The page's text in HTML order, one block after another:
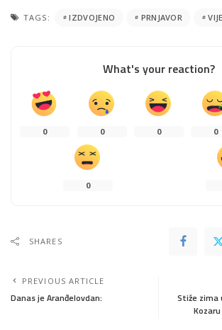
TAGS: IZDVOJENO PRNJAVOR
What's your reaction?
0 0 0 0
0
SHARES
PREVIOUS ARTICLE
Danas je Aranđelovdan:
Stiže zima